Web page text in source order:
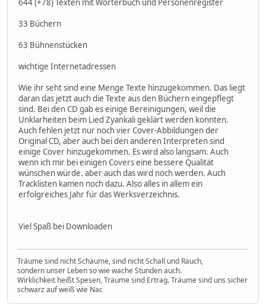
644 (+78) Texten mit Wörterbuch und Personenregister
33 Büchern
63 Bühnenstücken
wichtige Internetadressen
Wie ihr seht sind eine Menge Texte hinzugekommen. Das liegt
daran das jetzt auch die Texte aus den Büchern eingepflegt
sind. Bei den CD gab es einige Bereinigungen, weil die
Unklarheiten beim Lied Zyankali geklärt werden konnten.
Auch fehlen jetzt nur noch vier Cover-Abbildungen der
Original CD, aber auch bei den anderen Interpreten sind
einige Cover hinzugekommen. Es wird also langsam. Auch
wenn ich mir bei einigen Covers eine bessere Qualität
wünschen würde. aber auch das wird noch werden. Auch
Tracklisten kamen noch dazu. Also alles in allem ein
erfolgreiches Jahr für das Werksverzeichnis.
Viel Spaß bei Downloaden
Träume sind nicht Schäume, sind nicht Schall und Rauch,
sondern unser Leben so wie wache Stunden auch.
Wirklichkeit heißt Spesen, Träume sind Ertrag. Träume sind uns sicher
schwarz auf weiß wie Nac